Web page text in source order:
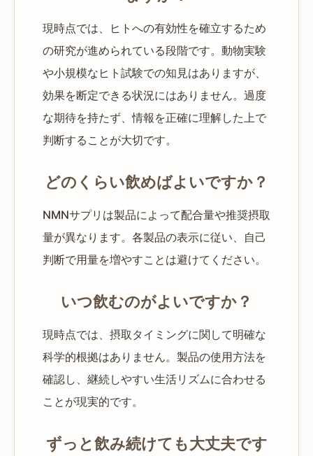
現時点では、ヒトへの有効性を確立するため
の研究が進められている段階です。動物実験
や小規模なヒト試験での知見はありますが、
効果を断定できる状況にはありません。過度
な期待を持たず、情報を正確に理解した上で
判断することが大切です。
どのくらい飲めばよいですか？
NMNサプリは製品によって配合量や推奨摂取
量が異なります。各製品の表示に従い、自己
判断で用量を増やすことは避けてください。
いつ飲むのがよいですか？
現時点では、摂取タイミングに関して明確な
科学的根拠はありません。製品の使用方法を
確認し、継続しやすい生活リズムに合わせる
ことが現実的です。
ずっと飲み続けても大丈夫です